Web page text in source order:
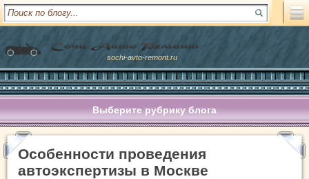
sochi-avto-remont.ru
Выберите рубрику блога
Особенности проведения
автоэкспертизы в Москве